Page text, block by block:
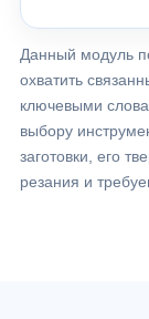
Данный модуль
охватить
ключевыми
выбору
заготовки, его
резания и